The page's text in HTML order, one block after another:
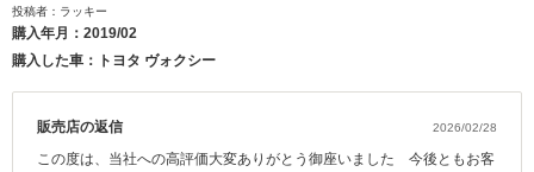
投稿者：ラッキー
購入年月： 2019/02
購入した車：トヨタ ヴォクシー
販売店の返信 2026/02/28
この度は、当社への高評価大変ありがとう御座いました 今後ともお客